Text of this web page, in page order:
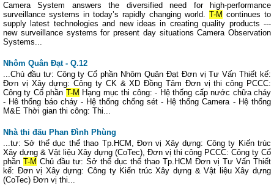
Camera System answers the diversified need for high-performance
surveillance systems in today’s rapidly changing world. T-M continues to
supply latest technologies and new ideas in creating quality products ---
new surveillance systems for present day situations Camera Observation
Systems...
Nhôm Quân Đạt - Q.12
...Chủ đầu tư: Công ty Cổ phần Nhôm Quân Đạt Đơn vị Tư Vấn Thiết kế:
Đơn vị Xây dựng: Công ty CK & XD Đồng Tâm Đơn vị thi công PCCC:
Công ty Cổ phần T-M Hạng mục thi công: - Hệ thống cấp nước chữa cháy
- Hê thống báo cháy - Hệ thống chống sét - Hệ thống Camera - Hệ thống
M&E Thời gian thi công: Thi...
Nhà thi đấu Phan Đình Phùng
...tư: Sở thể dục thể thao Tp.HCM, Đơn vị Xây dựng: Công ty Kiến trúc
Xây dựng & Vật liệu Xây dựng (CoTec), Đơn vị thi công PCCC: Công ty Cổ
phần T-M Chủ đầu tư: Sở thể dục thể thao Tp.HCM Đơn vị Tư Vấn Thiết
kế: Đơn vị Xây dựng: Công ty Kiến trúc Xây dựng & Vật liệu Xây dựng
(CoTec) Đơn vị thi...